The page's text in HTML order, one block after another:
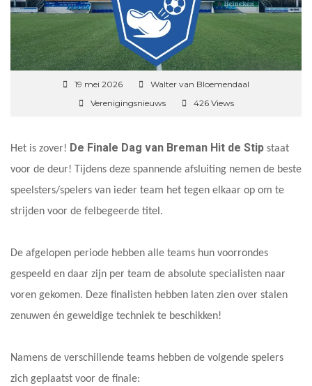
19 mei 2026
Walter van Bloemendaal
Verenigingsnieuws
426 Views
Het is zover! De Finale Dag van Breman Hit de Stip staat
voor de deur! Tijdens deze spannende afsluiting nemen de beste
speelsters/spelers van ieder team het tegen elkaar op om te
strijden voor de felbegeerde titel.
De afgelopen periode hebben alle teams hun voorrondes
gespeeld en daar zijn per team de absolute specialisten naar
voren gekomen. Deze finalisten hebben laten zien over stalen
zenuwen én geweldige techniek te beschikken!
Namens de verschillende teams hebben de volgende spelers
zich geplaatst voor de finale: